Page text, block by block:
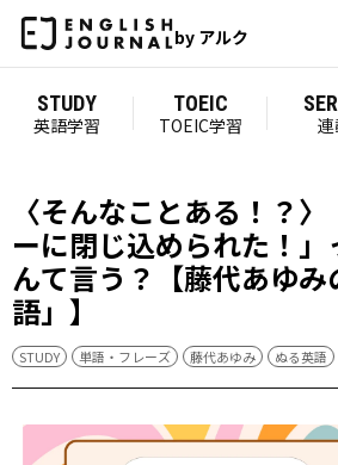
by アルク
STUDY
英語学習
TOEIC
TOEIC学習 連
〈そんなことある！？
ーに閉じ込められた！
んて言う？【藤代あゆ
語」】
STUDY 単語・フレーズ 藤代あゆみ ぬる英語